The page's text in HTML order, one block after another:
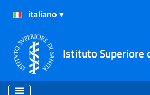
Istituto Superiore